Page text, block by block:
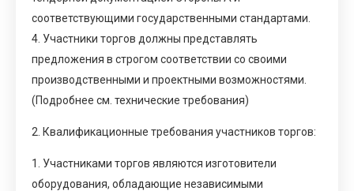
соответствующими государственными стандартами.
4. Участники торгов должны представлять
предложения в строгом соответствии со своими
производственными и проектными возможностями.
(Подробнее см. технические требования)
2. Квалификационные требования участников торгов:
1. Участниками торгов являются изготовители
оборудования, обладающие независимыми